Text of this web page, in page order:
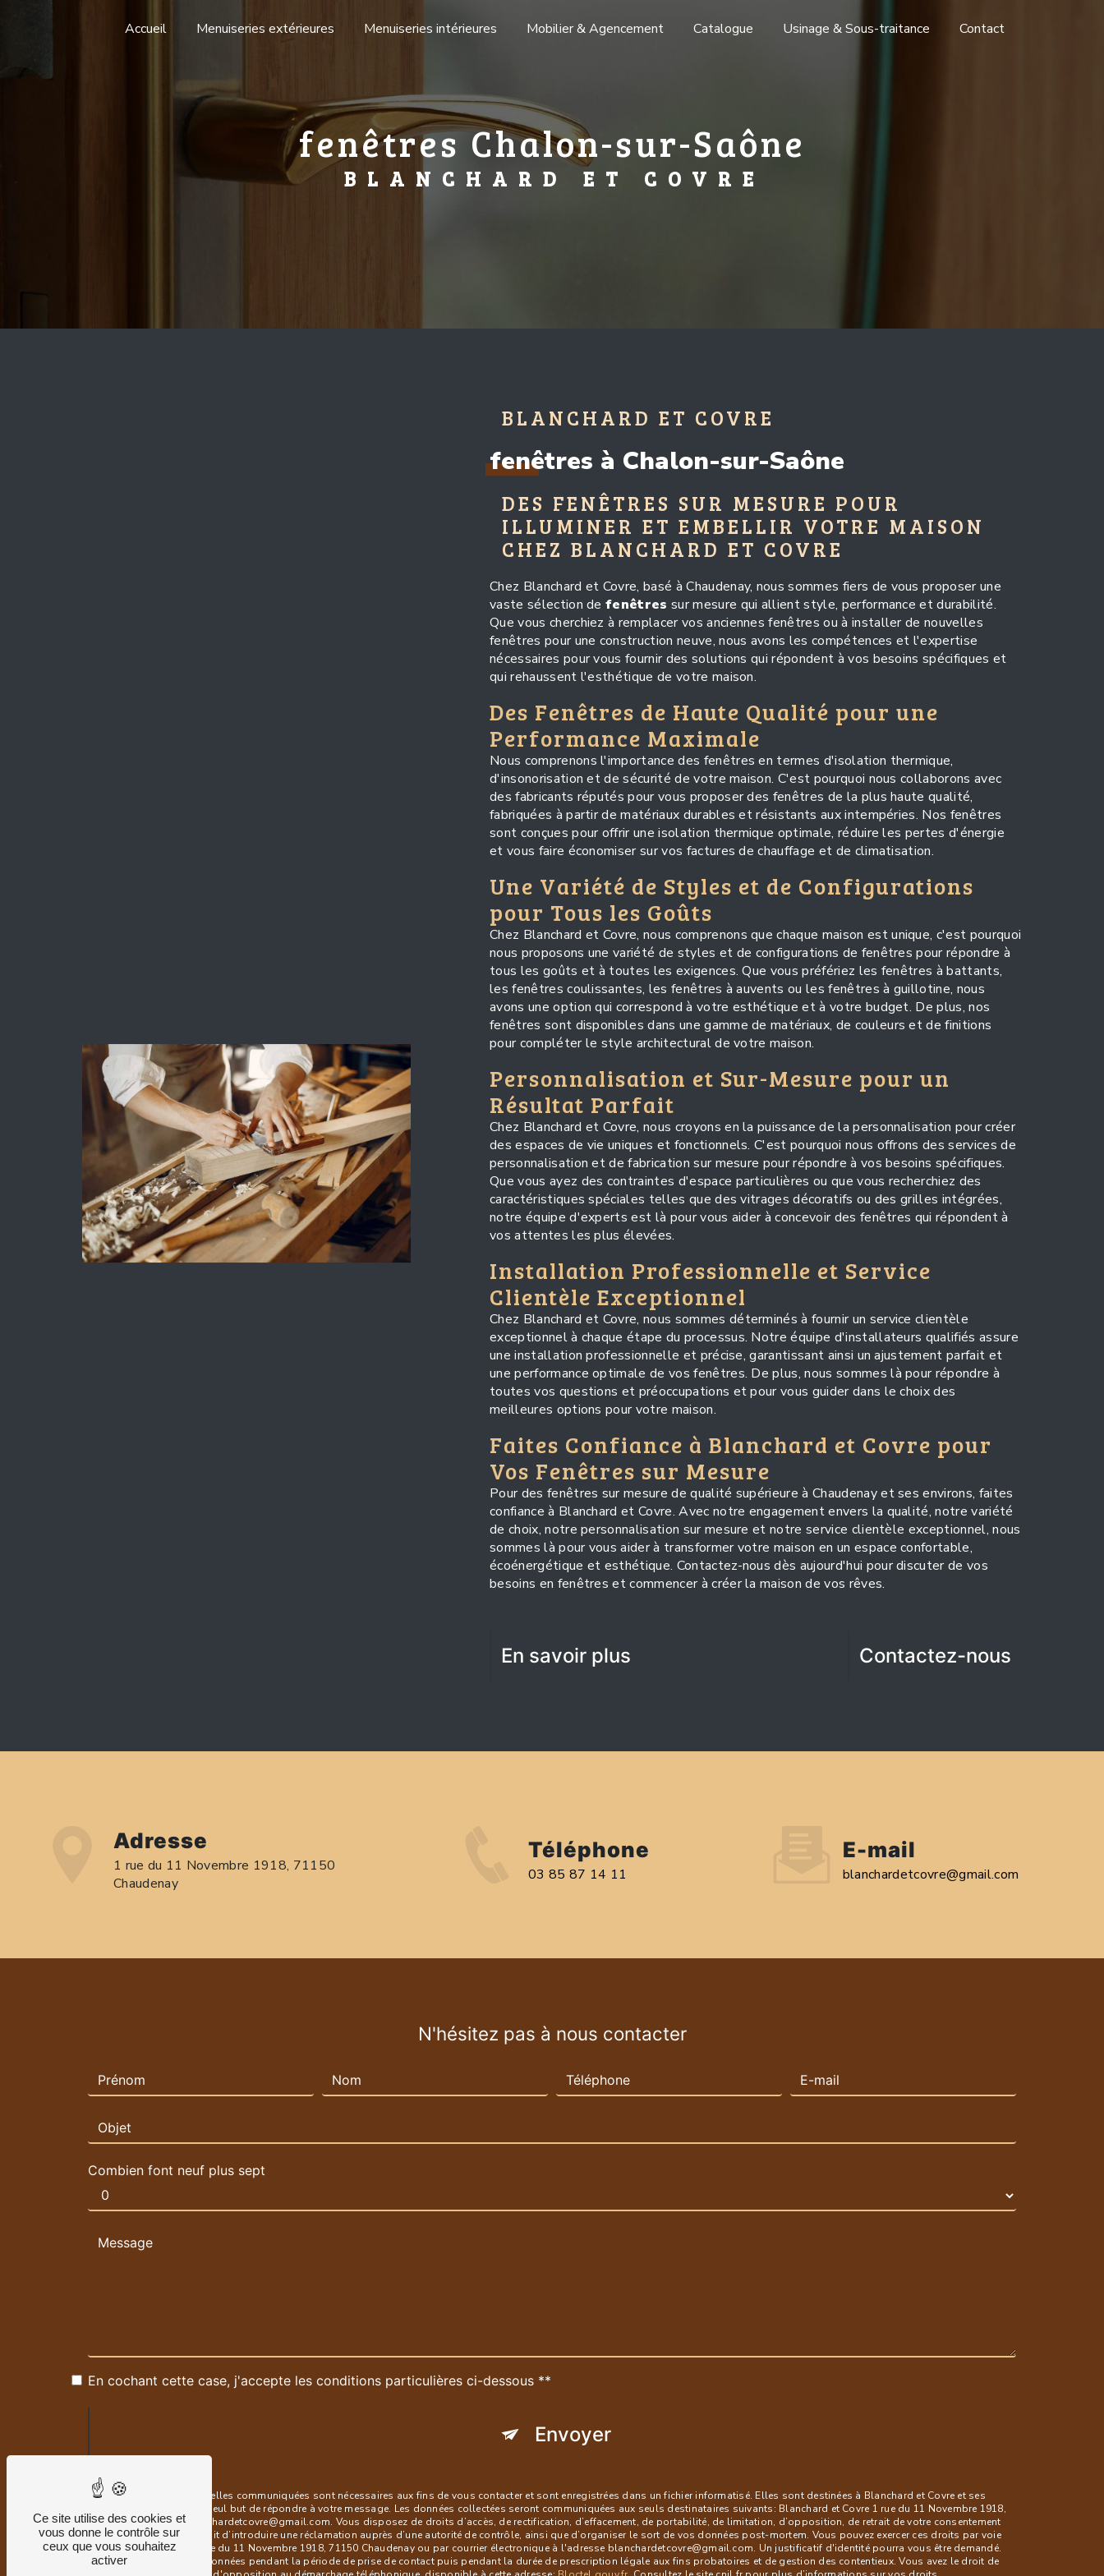
Accueil Menuiseries extérieures Menuiseries intérieures Mobilier & Agencement Catalogue Usinage & Sous-traitance Contact
fenêtres Chalon-sur-Saône
BLANCHARD ET COVRE
BLANCHARD ET COVRE
fenêtres à Chalon-sur-Saône
DES FENÊTRES SUR MESURE POUR
ILLUMINER ET EMBELLIR VOTRE MAISON
CHEZ BLANCHARD ET COVRE
Chez Blanchard et Covre, basé à Chaudenay, nous sommes fiers de vous proposer une
vaste sélection defenêtres sur mesure qui allient style, performance et durabilité.
Que vous cherchiez à remplacer vos anciennes fenêtres ou à installer de nouvelles
fenêtres pour une construction neuve, nous avons les compétences et l'expertise
nécessaires pour vous fournir des solutions qui répondent à vos besoins spécifiques et
qui rehaussent l'esthétique de votre maison.
Des Fenêtres de Haute Qualité pour une
Performance Maximale
Nous comprenons l'importance des fenêtres en termes d'isolation thermique,
d'insonorisation et de sécurité de votre maison. C'est pourquoi nous collaborons avec
des fabricants réputés pour vous proposer des fenêtres de la plus haute qualité,
fabriquées à partir de matériaux durables et résistants aux intempéries. Nos fenêtres
sont conçues pour offrir une isolation thermique optimale, réduire les pertes d'énergie
et vous faire économiser sur vos factures de chauffage et de climatisation.
Une Variété de Styles et de Configurations
pour Tous les Goûts
Chez Blanchard et Covre, nous comprenons que chaque maison est unique, c'est pourquoi
nous proposons une variété de styles et de configurations de fenêtres pour répondre à
tous les goûts et à toutes les exigences. Que vous préfériez les fenêtres à battants,
les fenêtres coulissantes, les fenêtres à auvents ou les fenêtres à guillotine, nous
avons une option qui correspond à votre esthétique et à votre budget. De plus, nos
fenêtres sont disponibles dans une gamme de matériaux, de couleurs et de finitions
pour compléter le style architectural de votre maison.
Personnalisation et Sur-Mesure pour un
Résultat Parfait
Chez Blanchard et Covre, nous croyons en la puissance de la personnalisation pour créer
des espaces de vie uniques et fonctionnels. C'est pourquoi nous offrons des services de
personnalisation et de fabrication sur mesure pour répondre à vos besoins spécifiques.
Que vous ayez des contraintes d'espace particulières ou que vous recherchiez des
caractéristiques spéciales telles que des vitrages décoratifs ou des grilles intégrées,
notre équipe d'experts est là pour vous aider à concevoir des fenêtres qui répondent à
vos attentes les plus élevées.
Installation Professionnelle et Service
Clientèle Exceptionnel
Chez Blanchard et Covre, nous sommes déterminés à fournir un service clientèle
exceptionnel à chaque étape du processus. Notre équipe d'installateurs qualifiés assure
une installation professionnelle et précise, garantissant ainsi un ajustement parfait et
une performance optimale de vos fenêtres. De plus, nous sommes là pour répondre à
toutes vos questions et préoccupations et pour vous guider dans le choix des
meilleures options pour votre maison.
Faites Confiance à Blanchard et Covre pour
Vos Fenêtres sur Mesure
Pour des fenêtres sur mesure de qualité supérieure à Chaudenay et ses environs, faites
confiance à Blanchard et Covre. Avec notre engagement envers la qualité, notre variété
de choix, notre personnalisation sur mesure et notre service clientèle exceptionnel, nous
sommes là pour vous aider à transformer votre maison en un espace confortable,
écoénergétique et esthétique. Contactez-nous dès aujourd'hui pour discuter de vos
besoins en fenêtres et commencer à créer la maison de vos rêves.
En savoir plus Contactez-nous
Adresse
1 rue du 11 Novembre 1918, 71150
Chaudenay
Téléphone
03 85 87 14 11
E-mail
blanchardetcovre@gmail.com
N'hésitez pas à nous contacter
Combien font neuf plus sept
En cochant cette case, j'accepte les conditions particulières ci-dessous **
Envoyer
** Les données personnelles communiquées sont nécessaires aux fins de vous contacter et sont enregistrées dans un fichier informatisé. Elles sont destinées à Blanchard et Covre et ses
sous-traitants dans le seul but de répondre à votre message. Les données collectées seront communiquées aux seuls destinataires suivants: Blanchard et Covre 1 rue du 11 Novembre 1918,
71150 Chaudenay blanchardetcovre@gmail.com. Vous disposez de droits d’accès, de rectification, d’effacement, de portabilité, de limitation, d’opposition, de retrait de votre consentement
à tout moment et du droit d’introduire une réclamation auprès d’une autorité de contrôle, ainsi que d’organiser le sort de vos données post-mortem. Vous pouvez exercer ces droits par voie
postale à l'adresse 1 rue du 11 Novembre 1918, 71150 Chaudenay ou par courrier électronique à l'adresse blanchardetcovre@gmail.com. Un justificatif d'identité pourra vous être demandé.
Nous conservons vos données pendant la période de prise de contact puis pendant la durée de prescription légale aux fins probatoires et de gestion des contentieux. Vous avez le droit de
Ce site utilise des cookies et
vous donne le contrôle sur
ceux que vous souhaitez
activer